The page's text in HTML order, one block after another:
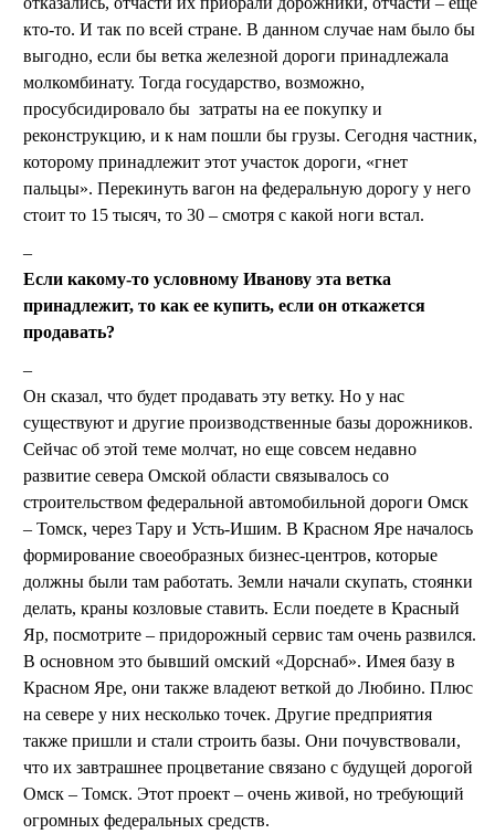
кто-то. И так по всей стране. В данном случае нам было бы
выгодно, если бы ветка железной дороги принадлежала
молкомбинату. Тогда государство, возможно,
просубсидировало бы затраты на ее покупку и
реконструкцию, и к нам пошли бы грузы. Сегодня частник,
которому принадлежит этот участок дороги, «гнет
пальцы». Перекинуть вагон на федеральную дорогу у него
стоит то 15 тысяч, то 30 – смотря с какой ноги встал.
Если какому-то условному Иванову эта ветка
принадлежит, то как ее купить, если он откажется
продавать?
Он сказал, что будет продавать эту ветку. Но у нас
существуют и другие производственные базы дорожников.
Сейчас об этой теме молчат, но еще совсем недавно
развитие севера Омской области связывалось со
строительством федеральной автомобильной дороги Омск
– Томск, через Тару и Усть-Ишим. В Красном Яре началось
формирование своеобразных бизнес-центров, которые
должны были там работать. Земли начали скупать, стоянки
делать, краны козловые ставить. Если поедете в Красный
Яр, посмотрите – придорожный сервис там очень развился.
В основном это бывший омский «Дорснаб». Имея базу в
Красном Яре, они также владеют веткой до Любино. Плюс
на севере у них несколько точек. Другие предприятия
также пришли и стали строить базы. Они почувствовали,
что их завтрашнее процветание связано с будущей дорогой
Омск – Томск. Этот проект – очень живой, но требующий
огромных федеральных средств.